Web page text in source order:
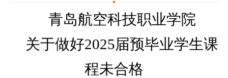
青岛航空科技职业学院
关于做好2025届预毕业学生课
程未合格